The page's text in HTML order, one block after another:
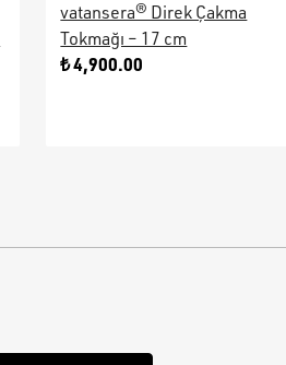
vatansera® Direk Çakma
Tokmağı – 17 cm
₺ 4,900.00